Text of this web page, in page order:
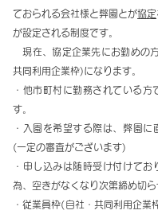
ておられる会社様と弊園とが協定
が設定される制度です。 ​
現在、協定企業先にお勤めの
共同利用企業枠)になります。
・他市町村に勤務されている方
す。
・入園を希望する際は、弊園に
(一定の審査がございます)
・申し込みは随時受け付けてお
為、空きがなくなり次第締め切ら
・従業員枠(自社・共同利用企業